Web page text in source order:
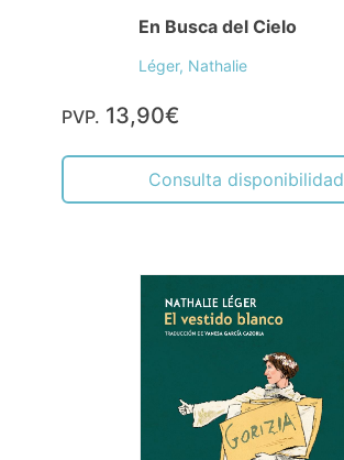
En Busca del Cielo
Léger, Nathalie
PVP. 13,90€
Consulta disponibilidad